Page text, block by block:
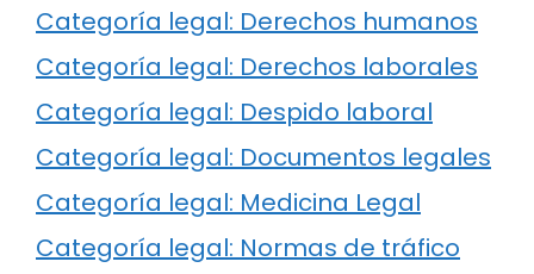
Categoría legal: Derechos humanos
Categoría legal: Derechos laborales
Categoría legal: Despido laboral
Categoría legal: Documentos legales
Categoría legal: Medicina Legal
Categoría legal: Normas de tráfico